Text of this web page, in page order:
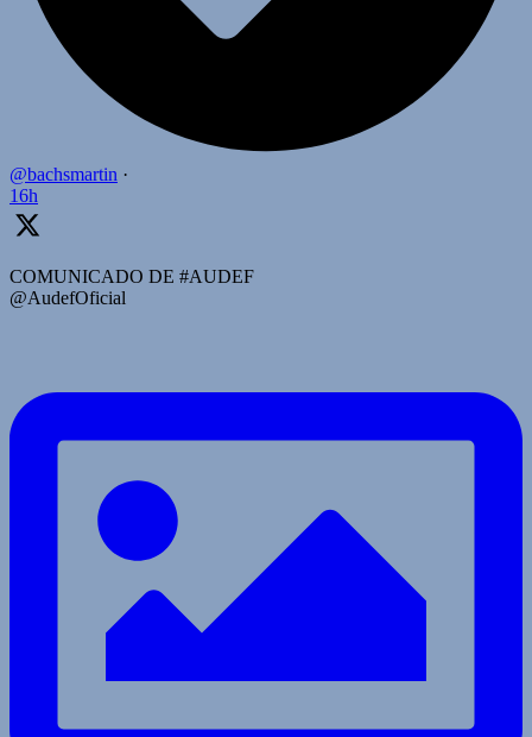
@bachsmartin ·
16h
COMUNICADO DE #AUDEF
@AudefOficial